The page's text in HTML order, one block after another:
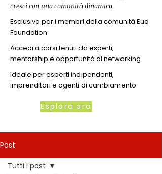
cresci con una comunità dinamica.
Esclusivo per i membri della comunità Eud
Foundation
Accedi a corsi tenuti da esperti,
mentorship e opportunità di networking
Ideale per esperti indipendenti,
imprenditori e agenti di cambiamento
Esplora ora
Post
Tutti i post